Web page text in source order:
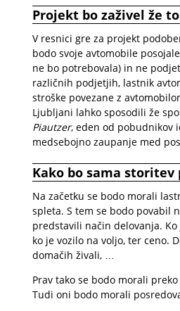
Projekt bo zaživel že
V resnici gre za projekt
bodo svoje avtomobile
ne bo potrebovala) in ne
različnih podjetjih, lastnik
stroške povezane z
Ljubljani lahko sposodili že
Piautzer, eden od pobudnikov
medsebojno zaupanje med
Kako bo sama storitev
Na začetku se bodo morali
spleta. S tem se bodo povabil
predstavili način delovanja.
ko je vozilo na voljo, ter ceno.
domačih živali, …
Prav tako se bodo morali
Tudi oni bodo morali